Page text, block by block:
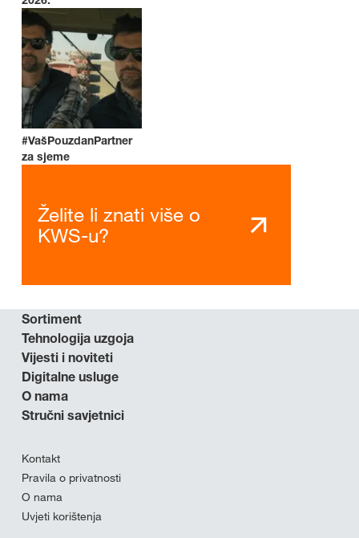
#VašPouzdanPartner
za sjeme
Želite li znati više o
KWS-u?
Sortiment
Tehnologija uzgoja
Vijesti i noviteti
Digitalne usluge
O nama
Stručni savjetnici
Kontakt
Pravila o privatnosti
O nama
Uvjeti korištenja